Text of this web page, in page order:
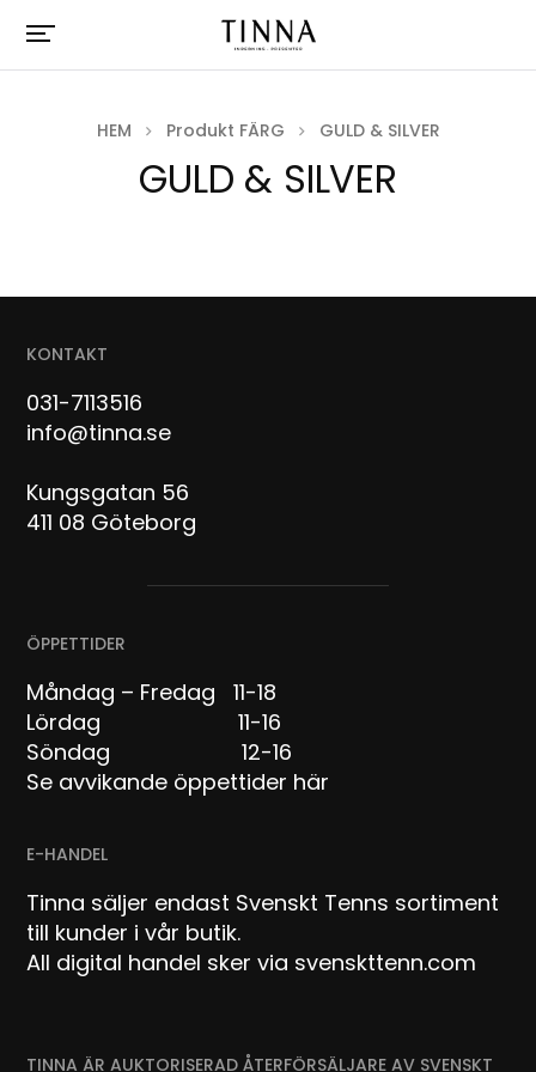
HEM Produkt FÄRG GULD & SILVER
GULD & SILVER
KONTAKT
031-7113516
info@tinna.se
Kungsgatan 56
411 08 Göteborg
ÖPPETTIDER
Måndag – Fredag 11-18
Lördag 11-16
Söndag 12-16
Se avvikande öppettider här
E-HANDEL
Tinna säljer endast Svenskt Tenns sortiment
till kunder i vår butik.
All digital handel sker via svenskttenn.com
TINNA ÄR AUKTORISERAD ÅTERFÖRSÄLJARE AV SVENSKT